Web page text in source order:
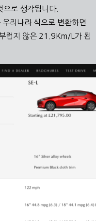
으로 생각됩니다.
리나라 식으로 변환하면
럽지 않은 21.9Km/L가 됩